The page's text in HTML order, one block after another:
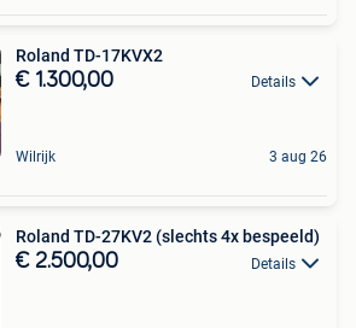
Roland TD-17KVX2
€ 1.300,00 Details
Wilrijk 3 aug 26
Roland TD-27KV2 (slechts 4x bespeeld)
€ 2.500,00 Details